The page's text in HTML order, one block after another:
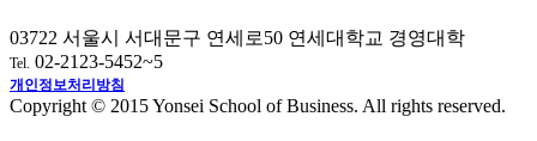
03722 서울시 서대문구 연세로50 연세대학교 경영대학
Tel. 02-2123-5452~5
개인정보처리방침
Copyright © 2015 Yonsei School of Business. All rights reserved.